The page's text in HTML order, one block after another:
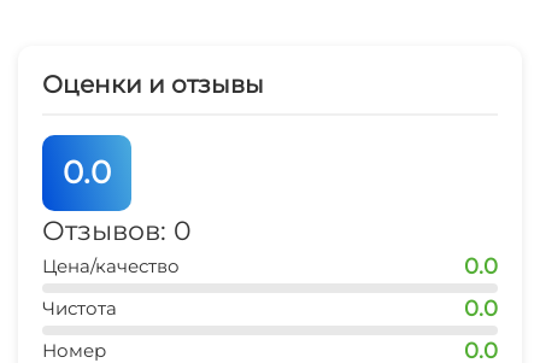
СВЧ
Оценки и отзывы
0.0
Отзывов: 0
Цена/качество 0.0
Чистота 0.0
Номер 0.0